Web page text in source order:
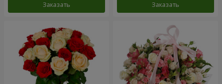
Заказать Заказать